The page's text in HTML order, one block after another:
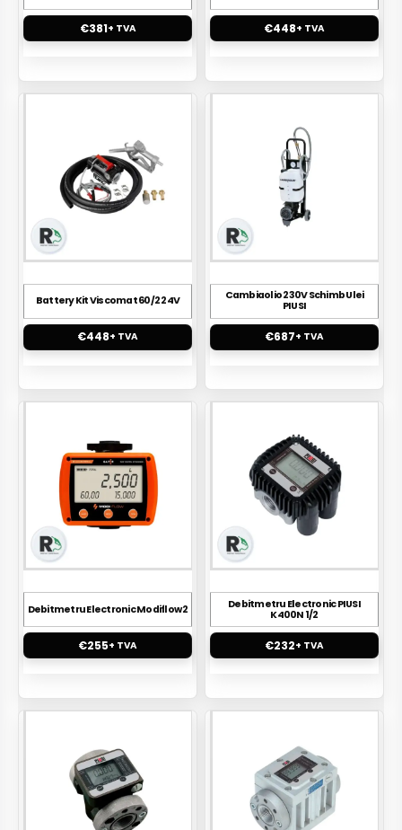
€381+ TVA €448+ TVA
Battery Kit Viscomat 60/2 24V
€448+ TVA
Cambiaolio 230V Schimb Ulei
PIUSI
€687+ TVA
Debitmetru Electronic Modiflow 2
€255+ TVA
Debitmetru Electronic PIUSI
K400N 1/2
€232+ TVA